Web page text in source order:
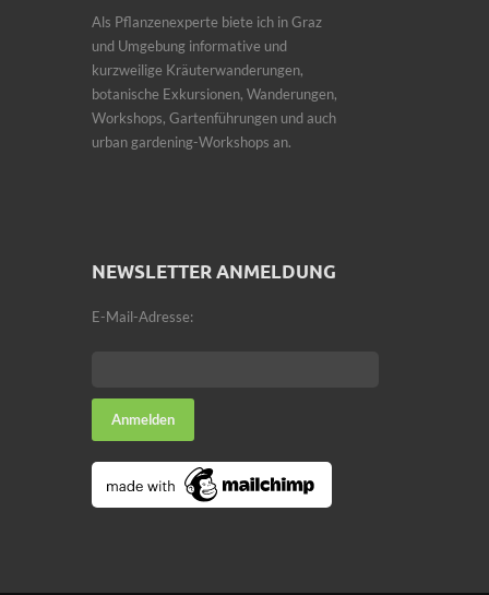
Als Pflanzenexperte biete ich in Graz
und Umgebung informative und
kurzweilige Kräuterwanderungen,
botanische Exkursionen, Wanderungen,
Workshops, Gartenführungen und auch
urban gardening-Workshops an.
NEWSLETTER ANMELDUNG
E-Mail-Adresse: